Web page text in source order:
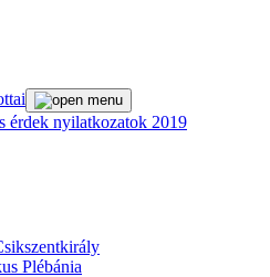
érdek nyilatkozatok 2019
Plébánia